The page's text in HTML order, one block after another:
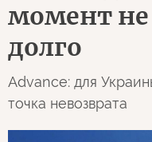
момент не
долго
Advance: для
точка невозврата